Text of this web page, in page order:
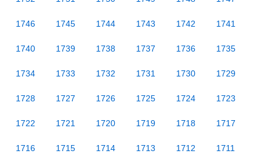
1746 1745 1744 1743 1742 1741
1740 1739 1738 1737 1736 1735
1734 1733 1732 1731 1730 1729
1728 1727 1726 1725 1724 1723
1722 1721 1720 1719 1718 1717
1716 1715 1714 1713 1712 1711